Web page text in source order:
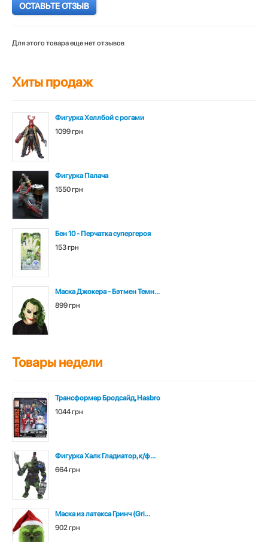
ОСТАВЬТЕ ОТЗЫВ
Для этого товара еще нет отзывов
Хиты продаж
Фигурка Хеллбой с рогами
1099 грн
Фигурка Палача
1550 грн
Бен 10 - Перчатка супергероя
153 грн
Маска Джокера - Бэтмен Темн...
899 грн
Товары недели
Трансформер Бродсайд, Hasbro
1044 грн
Фигурка Халк Гладиатор, к/ф...
664 грн
Маска из латекса Гринч (Gri...
902 грн